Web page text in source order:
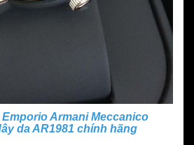
Armani Meccanico
da AR1981 chính hãng